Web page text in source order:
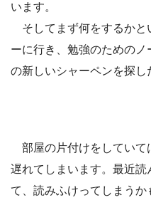
います。
そしてまず何をするかと
ーに行き、勉強のための
の新しいシャーペンを探し
部屋の片付けをしていて
遅れてしまいます。最近
て、読みふけってしまうか